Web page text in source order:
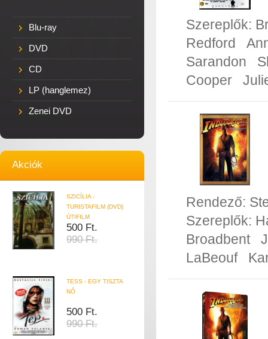
Blu-ray
DVD
CD
LP (hanglemez)
Zenei DVD
Akciók
SZICÍLIA -
TURISTAFILM (DVD)
ÚTIFILM
500 Ft.
990 Ft.
TESS - EGY TISZTA
NŐ
500 Ft.
990 Ft.
Szereplők:
Redford
Sarandon
Cooper
Rendező:
Szereplők:
Broadbent
LaBeouf